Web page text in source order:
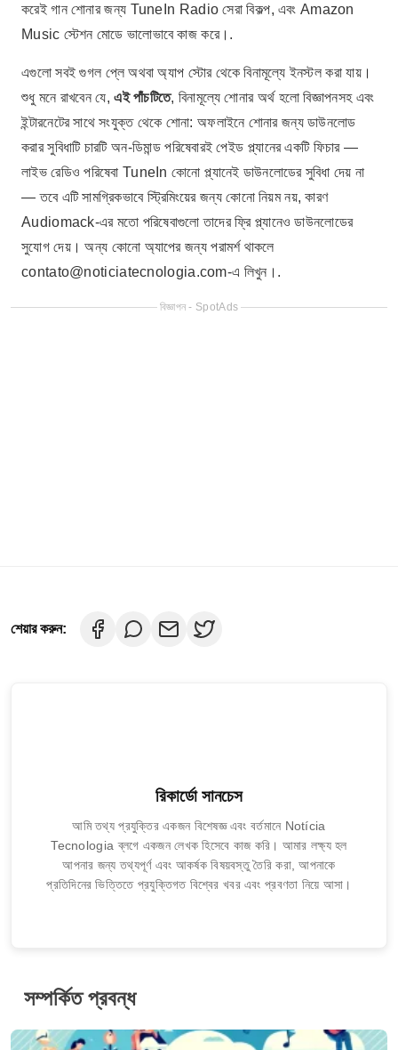
করেই গান শোনার জন্য TuneIn Radio সেরা বিকল্প, এবং Amazon
Music স্টেশন মোডে ভালোভাবে কাজ করে।.
এগুলো সবই গুগল প্লে অথবা অ্যাপ স্টোর থেকে বিনামূল্যে ইনস্টল করা যায়।
শুধু মনে রাখবেন যে,এই পাঁচটিতে, বিনামূল্যে শোনার অর্থ হলো বিজ্ঞাপনসহ এবং
ইন্টারনেটের সাথে সংযুক্ত থেকে শোনা: অফলাইনে শোনার জন্য ডাউনলোড
করার সুবিধাটি চারটি অন-ডিমান্ড পরিষেবারই পেইড প্ল্যানের একটি ফিচার —
লাইভ রেডিও পরিষেবা TuneIn কোনো প্ল্যানেই ডাউনলোডের সুবিধা দেয় না
— তবে এটি সামগ্রিকভাবে স্ট্রিমিংয়ের জন্য কোনো নিয়ম নয়, কারণ
Audiomack-এর মতো পরিষেবাগুলো তাদের ফ্রি প্ল্যানেও ডাউনলোডের
সুযোগ দেয়। অন্য কোনো অ্যাপের জন্য পরামর্শ থাকলে
contato@noticiatecnologia.com-এ লিখুন।.
বিজ্ঞাপন - SpotAds
শেয়ার করুন:
রিকার্ডো সানচেস
আমি তথ্য প্রযুক্তির একজন বিশেষজ্ঞ এবং বর্তমানে Notícia
Tecnologia ব্লগে একজন লেখক হিসেবে কাজ করি। আমার লক্ষ্য হল
আপনার জন্য তথ্যপূর্ণ এবং আকর্ষক বিষয়বস্তু তৈরি করা, আপনাকে
প্রতিদিনের ভিত্তিতে প্রযুক্তিগত বিশ্বের খবর এবং প্রবণতা নিয়ে আসা।
সম্পর্কিত প্রবন্ধ